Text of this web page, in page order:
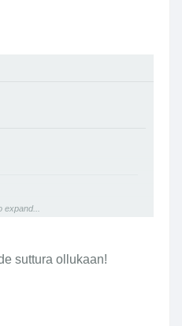
expand...
expand...
suttura ollukaan!